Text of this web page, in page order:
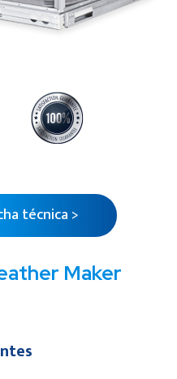
técnica >
Maker